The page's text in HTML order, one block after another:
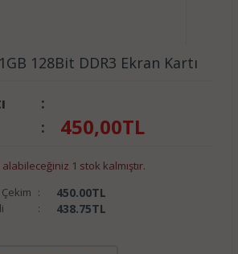
128Bit DDR3 Ekran Kartı
:
: 450,00TL
1 stok kalmıştır.
: 450.00TL
: 438.75TL